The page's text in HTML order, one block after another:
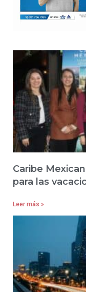
Caribe
para las
Leer más »